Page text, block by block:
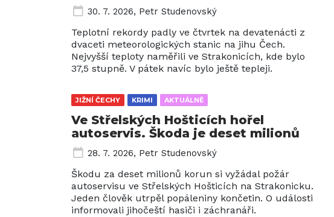
30. 7. 2026, Petr Studenovský
Teplotní rekordy padly ve čtvrtek na devatenácti z
dvaceti meteorologických stanic na jihu Čech.
Nejvyšší teploty naměřili ve Strakonicích, kde bylo
37,5 stupně. V pátek navíc bylo ještě tepleji.
JIŽNÍ ČECHY KRIMI AKTUÁLNĚ
Ve Střelských Hošticích hořel
autoservis. Škoda je deset milionů
28. 7. 2026, Petr Studenovský
Škodu za deset milionů korun si vyžádal požár
autoservisu ve Střelských Hošticích na Strakonicku.
Jeden člověk utrpěl popáleniny končetin. O události
informovali jihočeští hasiči i záchranáři.